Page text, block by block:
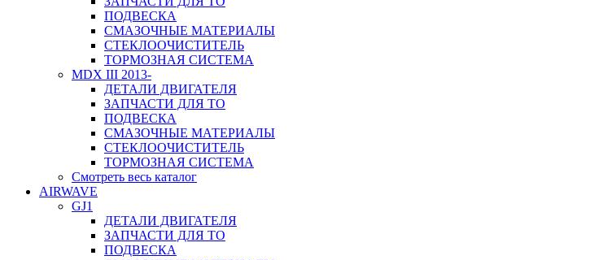
ПОДВЕСКА
СМАЗОЧНЫЕ МАТЕРИАЛЫ
СТЕКЛООЧИСТИТЕЛЬ
ТОРМОЗНАЯ СИСТЕМА
MDX III 2013-
ДЕТАЛИ ДВИГАТЕЛЯ
ЗАПЧАСТИ ДЛЯ ТО
ПОДВЕСКА
СМАЗОЧНЫЕ МАТЕРИАЛЫ
СТЕКЛООЧИСТИТЕЛЬ
ТОРМОЗНАЯ СИСТЕМА
Смотреть весь каталог
AIRWAVE
GJ1
ДЕТАЛИ ДВИГАТЕЛЯ
ЗАПЧАСТИ ДЛЯ ТО
ПОДВЕСКА